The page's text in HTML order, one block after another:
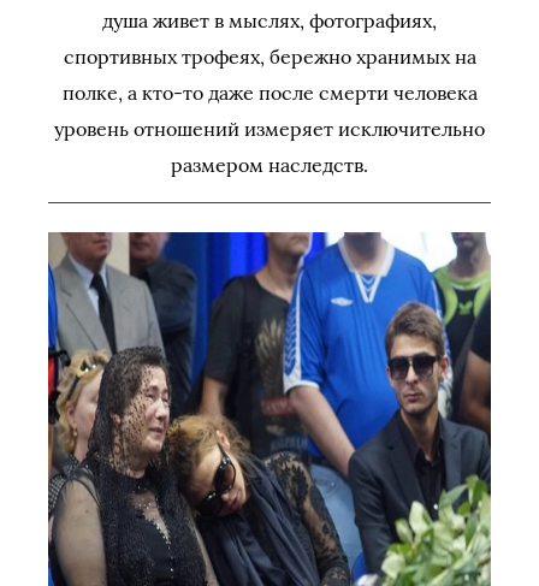
душа живет в мыслях, фотографиях,
спортивных трофеях, бережно хранимых на
полке, а кто-то даже после смерти человека
уровень отношений измеряет исключительно
размером наследств.